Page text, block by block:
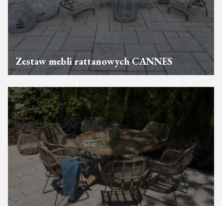
Zestaw mebli rattanowych CANNES